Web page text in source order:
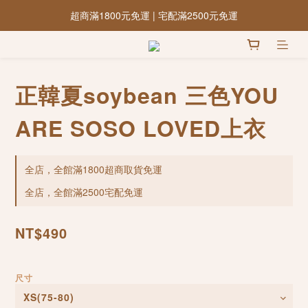
超商滿1800元免運 | 宅配滿2500元免運
正韓夏soybean 三色YOU
ARE SOSO LOVED上衣
全店，全館滿1800超商取貨免運
全店，全館滿2500宅配免運
NT$490
尺寸